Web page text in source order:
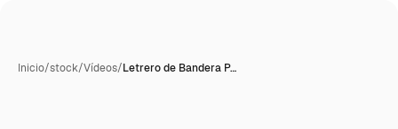
Inicio/stock/Vídeos/Letrero de Bandera P…